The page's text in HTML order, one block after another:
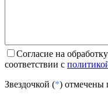
Согласие на
соответствии с
Звездочкой (*) отмечены